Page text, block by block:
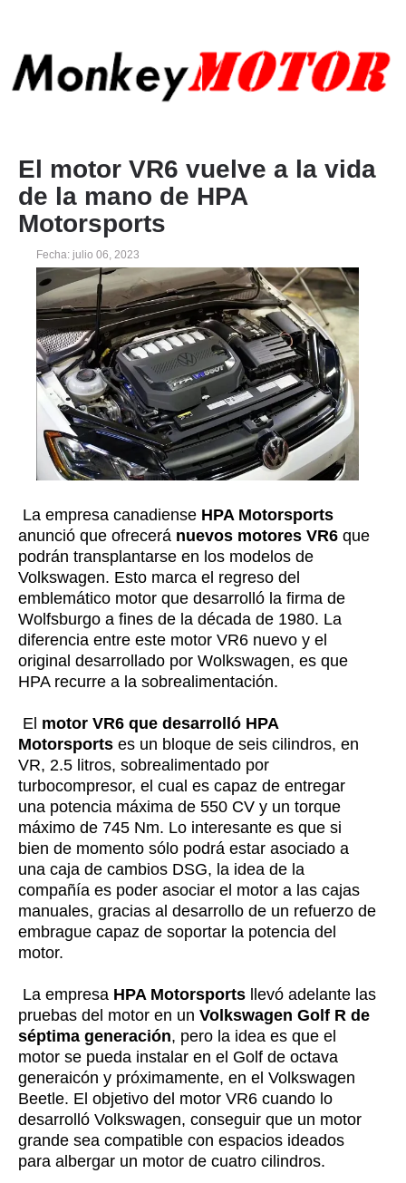
El motor VR6 vuelve a la vida
de la mano de HPA
Motorsports
Fecha: julio 06, 2023
La empresa canadiense HPA Motorsports
anunció que ofrecerá nuevos motores VR6 que
podrán transplantarse en los modelos de
Volkswagen. Esto marca el regreso del
emblemático motor que desarrolló la firma de
Wolfsburgo a fines de la década de 1980. La
diferencia entre este motor VR6 nuevo y el
original desarrollado por Wolkswagen, es que
HPA recurre a la sobrealimentación.
El motor VR6 que desarrolló HPA
Motorsports es un bloque de seis cilindros, en
VR, 2.5 litros, sobrealimentado por
turbocompresor, el cual es capaz de entregar
una potencia máxima de 550 CV y un torque
máximo de 745 Nm. Lo interesante es que si
bien de momento sólo podrá estar asociado a
una caja de cambios DSG, la idea de la
compañía es poder asociar el motor a las cajas
manuales, gracias al desarrollo de un refuerzo de
embrague capaz de soportar la potencia del
motor.
La empresa HPA Motorsports llevó adelante las
pruebas del motor en un Volkswagen Golf R de
séptima generación, pero la idea es que el
motor se pueda instalar en el Golf de octava
generaicón y próximamente, en el Volkswagen
Beetle. El objetivo del motor VR6 cuando lo
desarrolló Volkswagen, conseguir que un motor
grande sea compatible con espacios ideados
para albergar un motor de cuatro cilindros.